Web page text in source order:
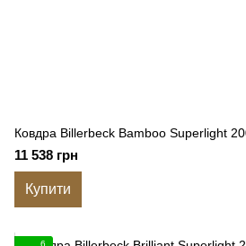
Ковдра Billerbeck Bamboo Superlight
11 538 грн
Купити
6